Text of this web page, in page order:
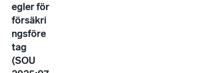
egler för
försäkri
ngsföre
tag
(SOU